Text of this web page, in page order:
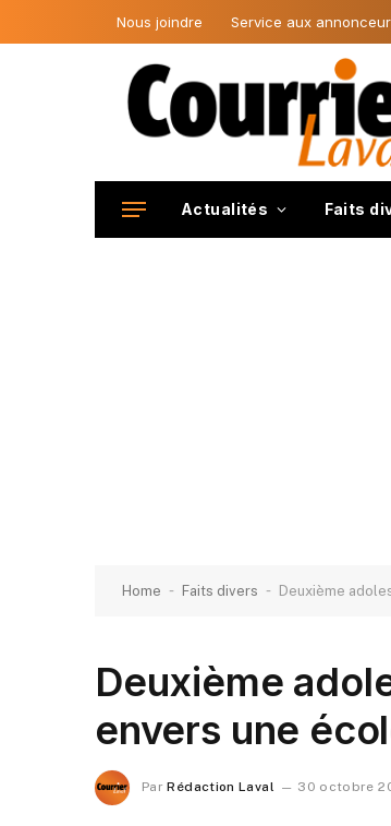
Nous joindre Service aux
Actualités Faits
Home - Faits divers - Deuxième
Deuxième
envers une
Par Rédaction Laval 30 octobre